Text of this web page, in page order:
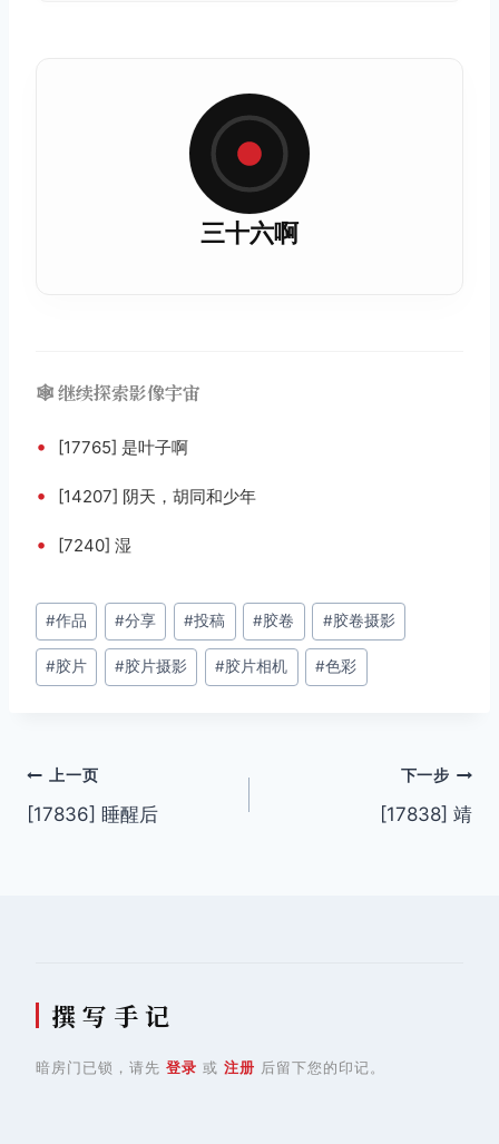
三十六啊
🕸️ 继续探索影像宇宙
• [17765] 是叶子啊
• [14207] 阴天，胡同和少年
• [7240] 湿
文
章
标
#作品 #分享 #投稿 #胶卷 #胶卷摄影
#胶片 #胶片摄影 #胶片相机 #色彩
文
章
上一页
[17836] 睡醒后
下一步
[17838] 靖
撰 写 手 记
暗房门已锁，请先 登录 或 注册 后留下您的印记。